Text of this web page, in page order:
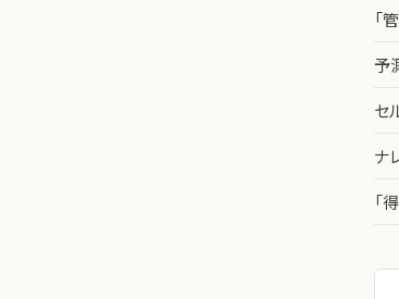
「
予
セ
ナ
「